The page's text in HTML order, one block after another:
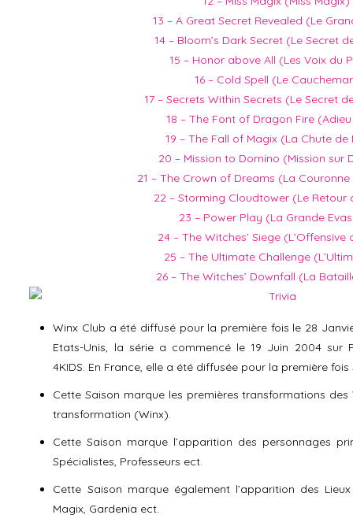
13 – A Great Secret Revealed (Le
14 – Bloom’s Dark Secret (Le Secret
15 – Honor above All (Les Voix du
16 – Cold Spell (Le
17 – Secrets Within Secrets (Le Secret
18 – The Font of Dragon Fire
19 – The Fall of Magix (La Chute de
20 – Mission to Domino (Mission sur
21 – The Crown of Dreams (La
22 – Storming Cloudtower (Le Retour
23 – Power Play (La Grande
24 – The Witches’ Siege (L’Offensive
25 – The Ultimate Challenge
26 – The Witches’ Downfall (La
Winx Club a été diffusé pour la première fois le 28
Etats-Unis, la série a commencé le 19 Juin 2004 sur
4KIDS. En France, elle a été diffusée pour la première fois
Cette Saison marque les premières transformations
transformation (Winx).
Cette Saison marque l’apparition des personnages
Spécialistes, Professeurs ect.
Cette Saison marque également l’apparition des
Magix, Gardenia ect.